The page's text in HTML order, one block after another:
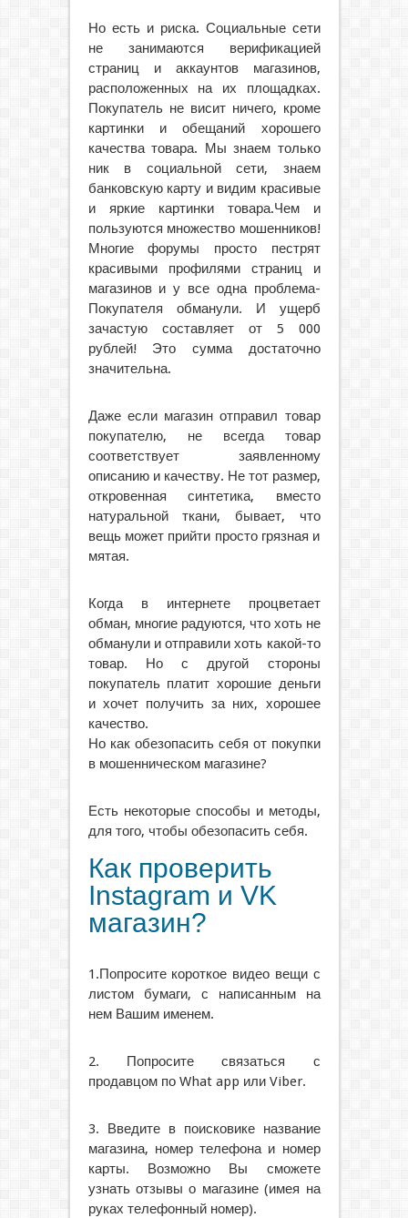
Но есть и риска. Социальные сети
не занимаются верификацией
страниц и аккаунтов магазинов,
расположенных на их площадках.
Покупатель не висит ничего, кроме
картинки и обещаний хорошего
качества товара. Мы знаем только
ник в социальной сети, знаем
банковскую карту и видим красивые
и яркие картинки товара.Чем и
пользуются множество мошенников!
Многие форумы просто пестрят
красивыми профилями страниц и
магазинов и у все одна проблема-
Покупателя обманули. И ущерб
зачастую составляет от 5 000
рублей! Это сумма достаточно
значительна.
Даже если магазин отправил товар
покупателю, не всегда товар
соответствует заявленному
описанию и качеству. Не тот размер,
откровенная синтетика, вместо
натуральной ткани, бывает, что
вещь может прийти просто грязная и
мятая.
Когда в интернете процветает
обман, многие радуются, что хоть не
обманули и отправили хоть какой-то
товар. Но с другой стороны
покупатель платит хорошие деньги
и хочет получить за них, хорошее
качество.
Но как обезопасить себя от покупки
в мошенническом магазине?
Есть некоторые способы и методы,
для того, чтобы обезопасить себя.
Как проверить
Instagram и VK
магазин?
1.Попросите короткое видео вещи с
листом бумаги, с написанным на
нем Вашим именем.
2. Попросите связаться с
продавцом по What app или Viber.
3. Введите в поисковике название
магазина, номер телефона и номер
карты. Возможно Вы сможете
узнать отзывы о магазине (имея на
руках телефонный номер).